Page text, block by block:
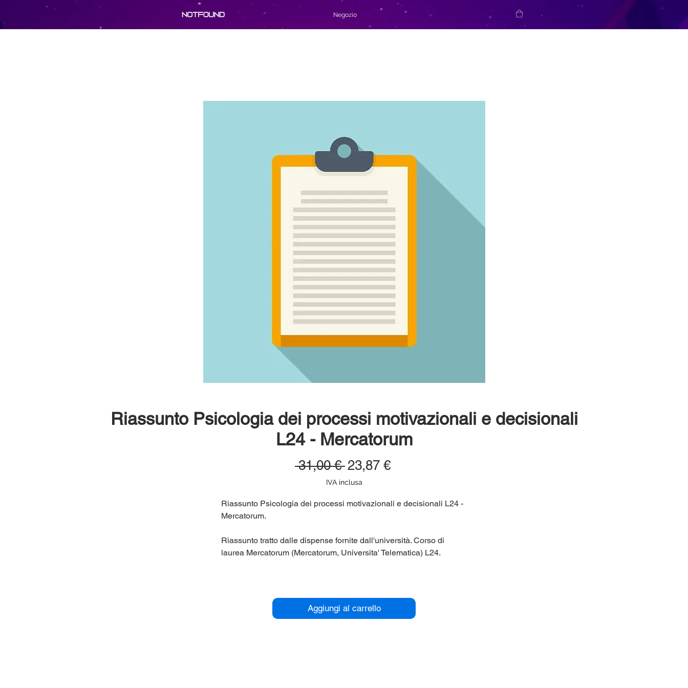
Negozio
Riassunto Psicologia dei processi motivazionali e decisionali
L24 - Mercatorum
31,00 € Prezzo
regolare
23,87 €Prezzo
IVA inclusa
Riassunto Psicologia dei processi motivazionali e decisionali L24 -
Mercatorum.
Riassunto tratto dalle dispense fornite dall'università. Corso di
laurea Mercatorum (Mercatorum, Universita' Telematica) L24.
Aggiungi al carrello